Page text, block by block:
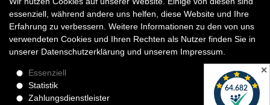
FAQ - Häufig gestellte Fragen
Copyright © 2022 KunstDepot24 BERLIN Exklusive Gemälde
*Die Lieferzeit für verfügbare Ölgemälde beträgt etwa 1 - 3
essenziell, während andere uns helfen, diese Website und Ihre
Erfahrung zu verbessern. Weitere Informationen zu den von uns
verwendeten Cookies und Ihren Rechten als Nutzer finden Sie in
unserer Daten­schutz­erklärung und unserem Impressum
Essenziell
Statistik
Zahlungsdienstleister
✕